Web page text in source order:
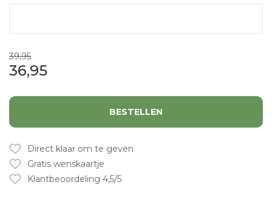
39,95
36,95
BESTELLEN
Direct klaar om te geven
Gratis wenskaartje
Klantbeoordeling 4,5/5